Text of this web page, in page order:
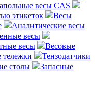
весы CAS
этикеток
Весы
Аналитические весы
весы
весы
Весовые
тележки
Тензодатчики
столы
Запасные